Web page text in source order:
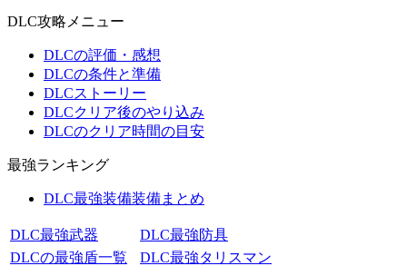
DLC攻略メニュー
DLCの評価・感想
DLCの条件と準備
DLCストーリー
DLCクリア後のやり込み
DLCのクリア時間の目安
最強ランキング
DLC最強装備装備まとめ
DLC最強武器
DLC最強防具
DLCの最強盾一覧
DLC最強タリスマン